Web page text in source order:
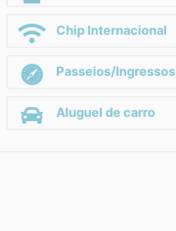
Chip Internacional
Passeios/Ingressos
Aluguel de carro